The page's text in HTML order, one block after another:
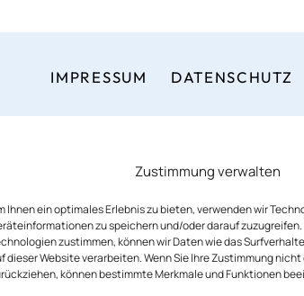
Zustimmung verwalten
Ihnen ein optimales Erlebnis zu bieten, verwenden wir
zu speichern und/oder darauf zuzugreifen.
zustimmen, können wir Daten wie das
dieser Website verarbeiten. Wenn Sie Ihre Zustimmung
können bestimmte Merkmale und Funktionen
IMPRESSUM DATENSCHUTZ